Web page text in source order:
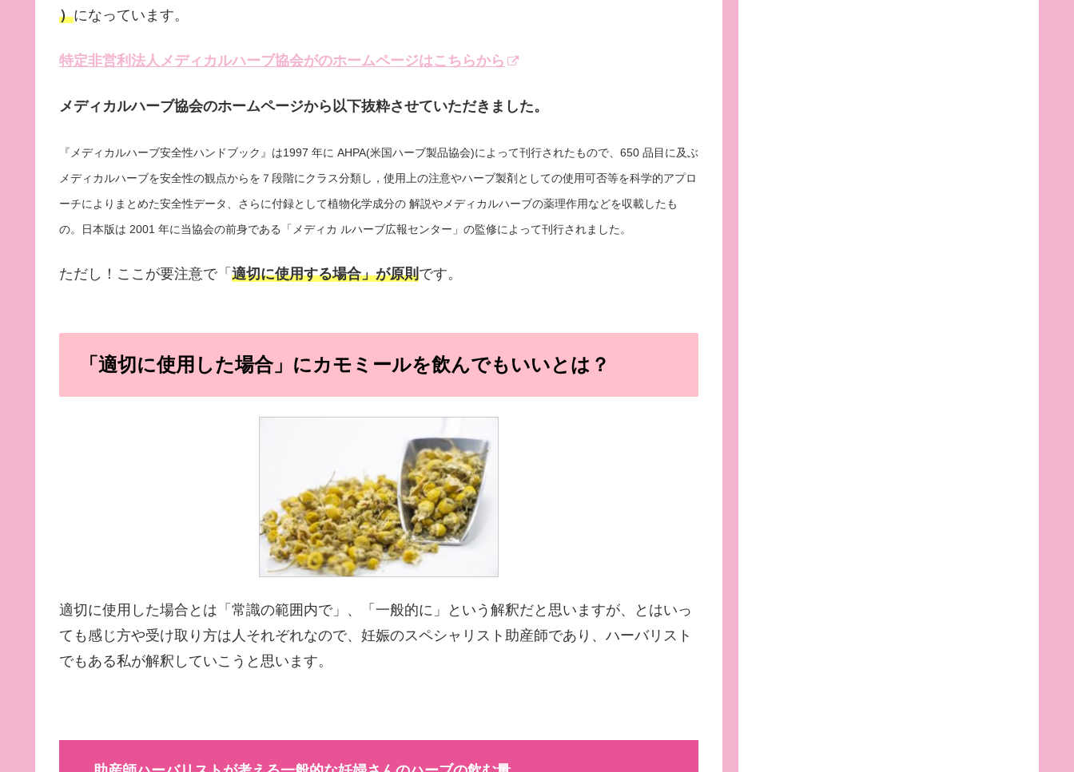
）になっています。
特定非営利法人メディカルハーブ協会がのホームページはこちらから
メディカルハーブ協会のホームページから以下抜粋させていただきました。
『メディカルハーブ安全性ハンドブック』は1997 年に AHPA(米国ハーブ製品協会)によって刊行されたもので、650 品目に及ぶ
メディカルハーブを安全性の観点からを７段階にクラス分類し，使用上の注意やハーブ製剤としての使用可否等を科学的アプロ
ーチによりまとめた安全性データ、さらに付録として植物化学成分の 解説やメディカルハーブの薬理作用などを収載したも
の。日本版は 2001 年に当協会の前身である「メディカ ルハーブ広報センター」の監修によって刊行されました。
ただし！ここが要注意で「 適切に使用する場合」が原則です。
「適切に使用した場合」にカモミールを飲んでもいいとは？
適切に使用した場合とは「常識の範囲内で」、「一般的に」という解釈だと思いますが、とはいっ
ても感じ方や受け取り方は人それぞれなので、妊娠のスペシャリスト助産師であり、ハーバリスト
でもある私が解釈していこうと思います。